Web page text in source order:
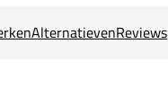
AlternatievenReviews